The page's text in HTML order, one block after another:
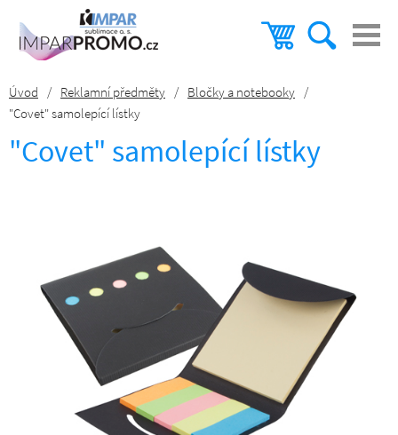
Úvod / Reklamní předměty / Bločky a notebooky /
"Covet" samolepící lístky
"Covet" samolepící lístky